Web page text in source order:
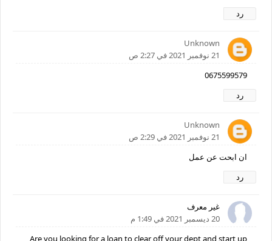
رد
Unknown
21 نوفمبر 2021 في 2:27 ص
0675599579
رد
Unknown
21 نوفمبر 2021 في 2:29 ص
ان ابحت عن عمل
رد
غير معرف
20 ديسمبر 2021 في 1:49 م
Are you looking for a loan to clear off your dept and start up